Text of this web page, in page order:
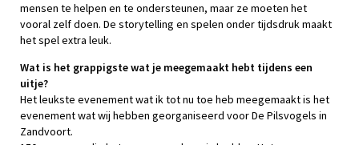
mensen te helpen en te ondersteunen, maar ze moeten het
vooral zelf doen. De storytelling en spelen onder tijdsdruk maakt
het spel extra leuk.
Wat is het grappigste wat je meegemaakt hebt tijdens een
uitje?
Het leukste evenement wat ik tot nu toe heb meegemaakt is het
evenement wat wij hebben georganiseerd voor De Pilsvogels in
Zandvoort.